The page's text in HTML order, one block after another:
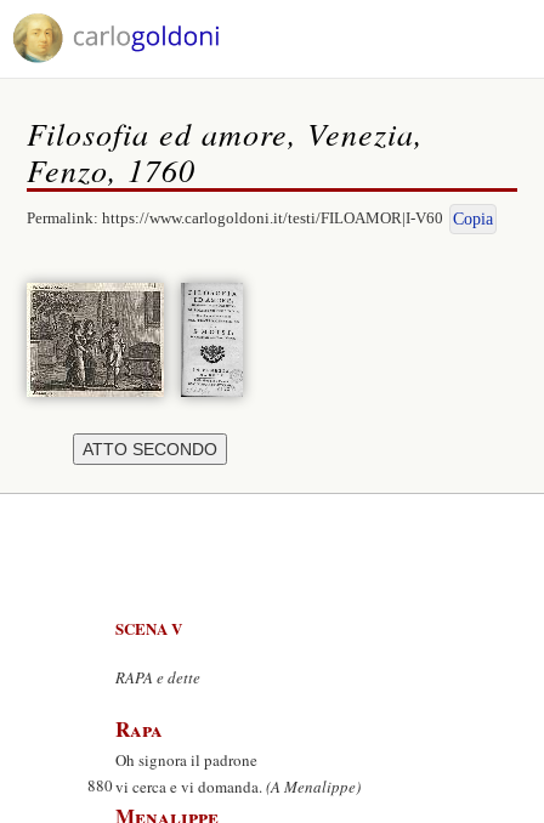
Filosofia ed amore, Venezia,
Fenzo, 1760
Permalink:https://www.carlogoldoni.it/testi/FILOAMOR|I-V60 Copia
SCENA V
RAPA e dette
Rapa
Oh signora il padrone
880vi cerca e vi domanda.(A Menalippe)
Menalippe